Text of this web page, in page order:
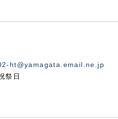
ht@yamagata.email.ne.jp
祭日